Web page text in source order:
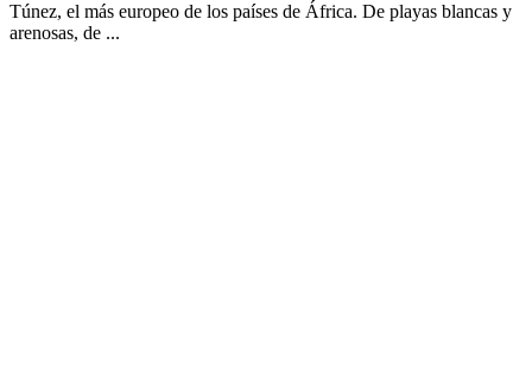
Túnez, el más europeo de los países de África. De playas blancas y
arenosas, de ...